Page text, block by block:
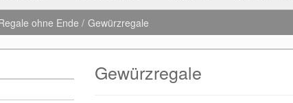
ohne Ende Gewürzregale
Gewürzregale